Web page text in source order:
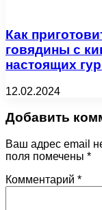
Как
говядины с
настоящих
12.02.2024
Добавить
Ваш адрес email
поля помечены *
Комментарий *